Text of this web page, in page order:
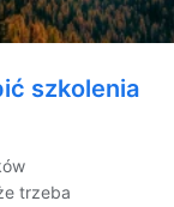
szkolenia
trzeba